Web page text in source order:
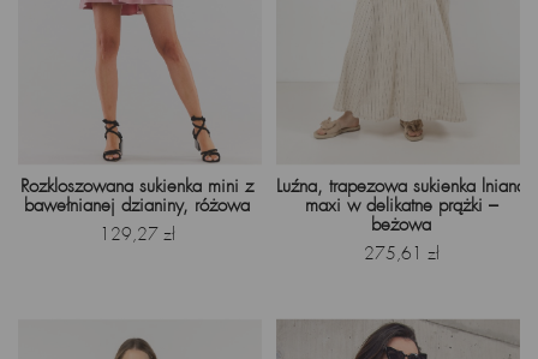
Rozkloszowana sukienka mini z
bawełnianej dzianiny, różowa
Cena
129,27 zł
Luźna, trapezowa sukienka lniana
maxi w delikatne prążki –
beżowa
Cena
275,61 zł